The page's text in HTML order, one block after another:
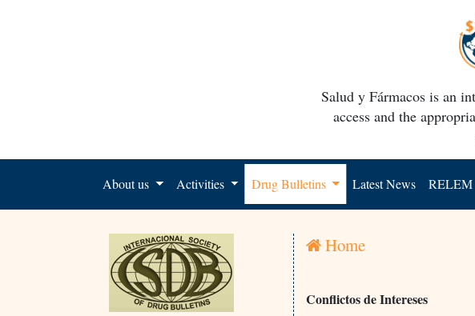
Salud y Fármacos is an
access and the
About us Activities Drug Bulletins Latest News RELEM
Home
Conflictos de Intereses